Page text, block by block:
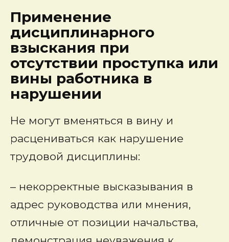
Применение
дисциплинарного
взыскания при
отсутствии проступка или
вины работника в
нарушении
Не могут вменяться в вину и
расцениваться как нарушение
трудовой дисциплины:
– некорректные высказывания в
адрес руководства или мнения,
отличные от позиции начальства,